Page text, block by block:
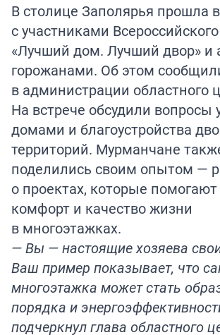
В столице Заполярья прошла
с участниками
«Лучший дом. Лучший двор» и
горожанами. Об этом
в администрации областного
На встрече обсудили вопросы
домами и благоустройства
территорий. Мурманчане
поделились своим опытом —
о проектах, которые
комфорт и качество жизни
в многоэтажках.
— Вы — настоящие хозяева
Ваш пример показывает, что
многоэтажка может стать
порядка и
подчеркнул глава областного